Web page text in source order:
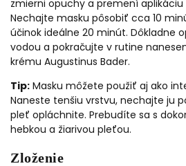
zmierni opuchy a premení aplikáciu
Nechajte masku pôsobiť cca 10
účinok ideálne 20 minút. Dôkladne
vodou a pokračujte v rutine
krému Augustinus Bader.
Tip: Masku môžete použiť aj ako
Naneste tenšiu vrstvu, nechajte ju
pleť opláchnite. Prebudíte sa s
hebkou a žiarivou pleťou.
Zloženie